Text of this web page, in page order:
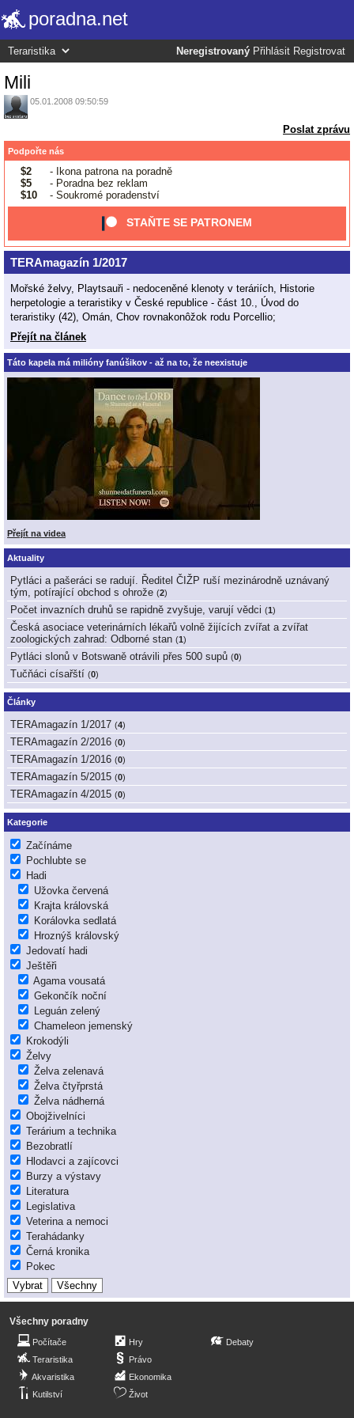
poradna.net
Neregistrovaný Přihlásit Registrovat
Mili
05.01.2008 09:50:59
Poslat zprávu
Podpořte nás
$2
- Ikona patrona na poradně
$5
- Poradna bez reklam
$10
- Soukromé poradenství
STAŇTE SE PATRONEM
TERAmagazín 1/2017
Mořské želvy, Playtsauři - nedoceněné klenoty v teráriích, Historie
herpetologie a teraristiky v České republice - část 10., Úvod do
teraristiky (42), Omán, Chov rovnakonôžok rodu Porcellio;
Přejít na článek
Táto kapela má milióny fanúšikov - až na to, že neexistuje
Přejít na videa
Aktuality
Pytláci a pašeráci se radují. Ředitel ČIŽP ruší mezinárodně uznávaný
tým, potírající obchod s ohrože (2)
Počet invazních druhů se rapidně zvyšuje, varují vědci (1)
Česká asociace veterinárních lékařů volně žijících zvířat a zvířat
zoologických zahrad: Odborné stan (1)
Pytláci slonů v Botswaně otrávili přes 500 supů (0)
Tučňáci císařští (0)
Články
TERAmagazín 1/2017 (4)
TERAmagazín 2/2016 (0)
TERAmagazín 1/2016 (0)
TERAmagazín 5/2015 (0)
TERAmagazín 4/2015 (0)
Kategorie
Začínáme
Pochlubte se
Hadi
Užovka červená
Krajta královská
Korálovka sedlatá
Hroznýš královský
Jedovatí hadi
Ještěři
Agama vousatá
Gekončík noční
Leguán zelený
Chameleon jemenský
Krokodýli
Želvy
Želva zelenavá
Želva čtyřprstá
Želva nádherná
Obojživelníci
Terárium a technika
Bezobratlí
Hlodavci a zajícovci
Burzy a výstavy
Literatura
Legislativa
Veterina a nemoci
Terahádanky
Černá kronika
Pokec
Všechny poradny
Počítače
Teraristika
Akvaristika
Kutilství
Hry
Právo
Ekonomika
Život
Debaty